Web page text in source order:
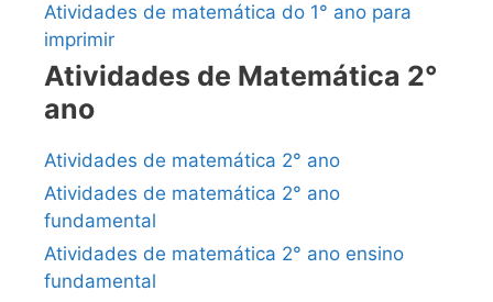
Atividades de matemática do 1° ano para
imprimir
Atividades de Matemática 2°
ano
Atividades de matemática 2° ano
Atividades de matemática 2° ano
fundamental
Atividades de matemática 2° ano ensino
fundamental